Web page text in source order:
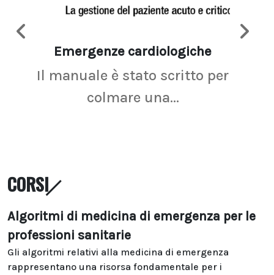
Emergenze cardiologiche
Il manuale è stato scritto per
colmare una...
CORSI
Algoritmi di medicina di emergenza per le
professioni sanitarie
Gli algoritmi relativi alla medicina di emergenza
rappresentano una risorsa fondamentale per i